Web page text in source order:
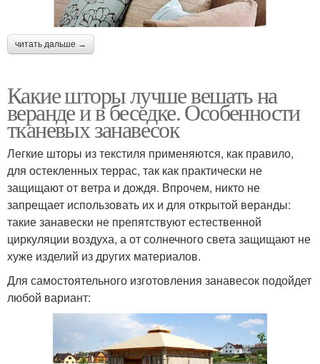
читать дальше →
Какие шторы лучше вешать на
веранде и в беседке. Особенности
тканевых занавесок
Легкие шторы из текстиля применяются, как правило,
для остекленных террас, так как практически не
защищают от ветра и дождя. Впрочем, никто не
запрещает использовать их и для открытой веранды:
такие занавески не препятствуют естественной
циркуляции воздуха, а от солнечного света защищают не
хуже изделий из других материалов.
Для самостоятельного изготовления занавесок подойдет
любой вариант: